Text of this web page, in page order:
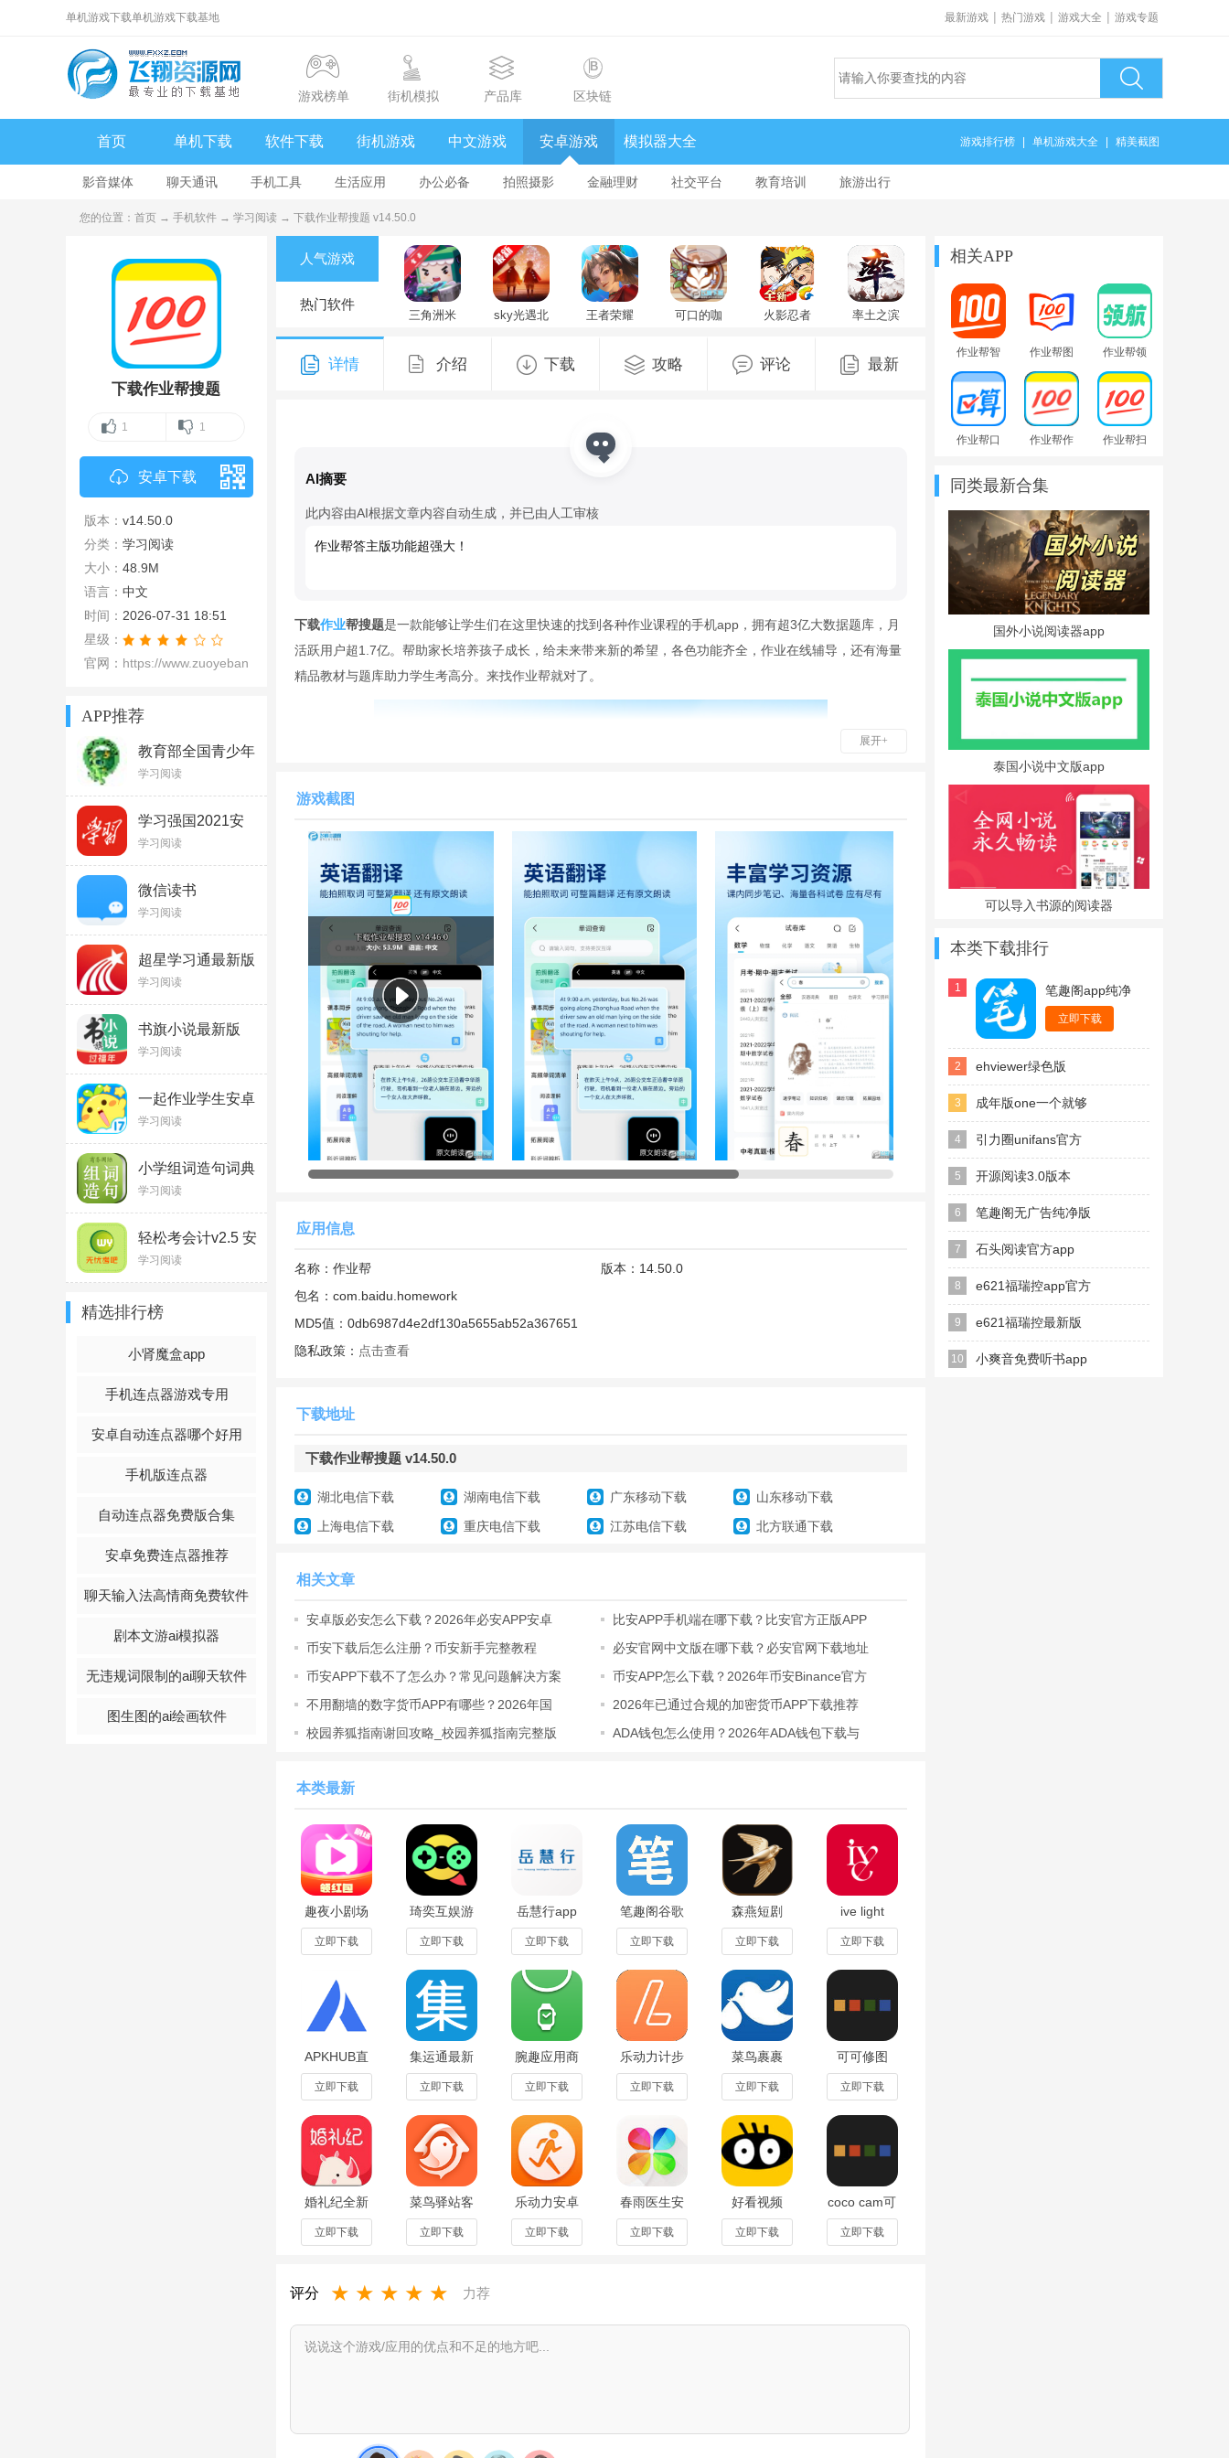
单机游戏下载单机游戏下载基地 最新游戏 | 热门游戏 | 游戏大全 | 游戏专题
游戏榜单 街机模拟 产品库 区块链
首页 单机下载 软件下载 街机游戏 中文游戏 安卓游戏 模拟器大全 游戏排行榜 单机游戏大全 精美截图
影音媒体 聊天通讯 手机工具 生活应用 办公必备 拍照摄影 金融理财 社交平台 教育培训 旅游出行
您的位置： 首页 → 手机软件 → 学习阅读 → 下载作业帮搜题 v14.50.0
下载作业帮搜题
1 1
安卓下载
版本： v14.50.0
分类： 学习阅读
大小： 48.9M
语言： 中文
时间： 2026-07-31 18:51
星级：
官网： https://www.zuoyebang.com/
APP推荐
教育部全国青少年
普法网客户端v1.0
官方电脑版
学习阅读
学习强国2021安
卓版v2.22.0手机
版
学习阅读
微信读书
appv10.2.1官方版
学习阅读
超星学习通最新版
v6.7.8
学习阅读
书旗小说最新版
v12.6.7.265
学习阅读
一起作业学生安卓
版v3.8.32.10003
免费版
学习阅读
小学组词造句词典
3.5.4
学习阅读
轻松考会计v2.5 安
卓版
学习阅读
精选排行榜
小肾魔盒app
手机连点器游戏专用
安卓自动连点器哪个好用
手机版连点器
自动连点器免费版合集
安卓免费连点器推荐
聊天输入法高情商免费软件
剧本文游ai模拟器
无违规词限制的ai聊天软件
图生图的ai绘画软件
人气游戏
热门软件
三角洲米
官方最新
版v1.58.0
sky光遇北
v0.34.2(406253)
最新版
王者荣耀
kings官方
最新版
可口的咖
钞票免广
火影忍者
v3.83.14
率土之滨
版v9.2.2最
新版
详情 介绍 下载 攻略 评论 最新
AI摘要
此内容由AI根据文章内容自动生成，并已由人工审核
作业帮答主版功能超强大！
下载作业帮搜题是一款能够让学生们在这里快速的找到各种作业课程的手机app，拥有超3亿大数据题库，月
活跃用户超1.7亿。帮助家长培养孩子成长，给未来带来新的希望，各色功能齐全，作业在线辅导，还有海量
精品教材与题库助力学生考高分。来找作业帮就对了。
下载作业帮搜题简介
最权威最佳解题思路，想学啥都有，你的学霸之路必备小伙伴！拍出你的难题、你的问题，让作业帮来帮
你！
拍照搜题，答案秒出，解题过程全呈现！
下载作业帮搜题特色
1.老师在线教学。有名师在线解答问题，老师解答题目，更加科学
3.拍照搜题。作业帮安卓版有强大的题库，只需要轻松拍照，就可以把题目搜索出来，还有详细的答案解析
下载作业帮搜题 功能
1、拍照搜题：只需一拍，答案立即出来，轻松搞定作业难题。
去奔波书店之苦！
3、单词查询：感谢金山词霸和有道词典，一次搜索，多条权威结果，准确又全面！
4、作文搜搜：还在担心作文没有素材吗？点开这里，优质范文应有尽有，素材库多达百万篇！
5、每日英文：每天一句美文，洗涤心灵，感受世界美丽，语言的魅力尽在眼前！
6、学霸都在用：想知道你身边的学霸都在用什么app吗？好的精华全在这里，探访一下，赶紧追随学霸的步
伐吧！
下载作业帮搜题 亮点
作业一拍，秒出答案！不管是什么类型的题目，都会有专业的人员为你解答。
下载作业帮搜题最新动态
户反馈，我们修复了夜间模式下的显示异常，并提升了作业批改的准确率。感谢大家的支持，欢迎下载体验
展开+
游戏截图
应用信息
名称： 作业帮 版本： 14.50.0
包名： com.baidu.homework
MD5值： 0db6987d4e2df130a5655ab52a367651
隐私政策： 点击查看
下载地址
下载作业帮搜题 v14.50.0
湖北电信下载 湖南电信下载 广东移动下载
山东移动下载
上海电信下载
重庆电信下载 江苏电信下载 北方联通下载
相关文章
安卓版必安怎么下载？2026年必安APP安卓
比安APP手机端在哪下载？比安官方正版APP
币安下载后怎么注册？币安新手完整教程
必安官网中文版在哪下载？必安官网下载地址
币安APP下载不了怎么办？常见问题解决方案
币安APP怎么下载？2026年币安Binance官方
不用翻墙的数字货币APP有哪些？2026年国
2026年已通过合规的加密货币APP下载推荐
校园养狐指南谢回攻略_校园养狐指南完整版
ADA钱包怎么使用？2026年ADA钱包下载与
本类最新
趣夜小剧场
app领红包
1.5.3安卓版
立即下载
琦奕互娱游
戏app官方
最新版2.1-
build20240411
安卓
立即下载
岳慧行app
安卓版
v1.0.0官方
版
立即下载
笔趣阁谷歌
版最新版下
载免费
v2021.09.90
安卓版
立即下载
森燕短剧
app官方最
新版1.1.2安
卓版
立即下载
ive light
stick官方
app最新版
v1.0.5官方
版
立即下载
APKHUB直
连版本v4.12
最新版
立即下载
集运通最新
版安卓版
v1.3.12官方
版
立即下载
腕趣应用商
店小天才版
v1.35
立即下载
乐动力计步
器安卓版
appv10.12.6
立即下载
菜鸟裹裹
v8.11.805
安卓版
立即下载
可可修图
app官方版
v1.9.16
立即下载
婚礼纪全新
版v9.8.15
立即下载
菜鸟驿站客
户端
v8.11.805
立即下载
乐动力安卓
版V10.12.6
官方最新版
立即下载
春雨医生安
卓版
V10.6.48官
方最新版
立即下载
好看视频
app2022最
新版
v8.8.0.10
立即下载
coco cam可
可修图
v1.9.16
立即下载
评分 ★ ★ ★ ★ ★ 力荐
相关APP
作业帮智
安装最新
版
作业帮图
版
作业帮领
免费安装
作业帮口
作业帮作
作业帮扫
同类最新合集
国外小说阅读器app
泰国小说中文版app
可以导入书源的阅读器
本类下载排行
1
笔趣阁app纯净
版永久无广告
立即下载
2 ehviewer绿色版
1.9.9.17最新版本
3 成年版one一个就够
了最新版
4 引力圈unifans官方
最新版
5 开源阅读3.0版本
6 笔趣阁无广告纯净版
2026
7 石头阅读官方app
8 e621福瑞控app官方
版(The Wolf)
9 e621福瑞控最新版
本(The Wolf)
10 小爽音免费听书app